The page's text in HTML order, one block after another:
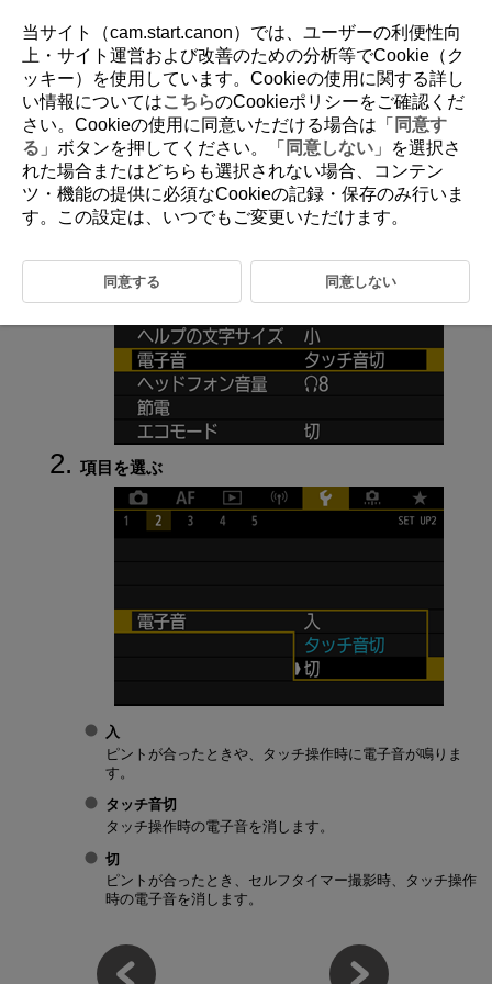
D095-177
電子音
［ ：電子音］を選ぶ
項目を選ぶ
入
ピントが合ったときや、タッチ操作時に電子音が鳴りま
す。
タッチ音切
タッチ操作時の電子音を消します。
切
ピントが合ったとき、セルフタイマー撮影時、タッチ操作
時の電子音を消します。
当サイト（cam.start.canon）では、ユーザーの利便性向
上・サイト運営および改善のための分析等でCookie（ク
ッキー）を使用しています。Cookieの使用に関する詳し
い情報についてはこちらのCookieポリシーをご確認くだ
さい。Cookieの使用に同意いただける場合は「 同意す
る 」ボタンを押してください。「 同意しない 」を選択さ
れた場合またはどちらも選択されない場合、コンテン
ツ・機能の提供に必須なCookieの記録・保存のみ行いま
す。この設定は、いつでもご変更いただけます。
同意する 同意しない